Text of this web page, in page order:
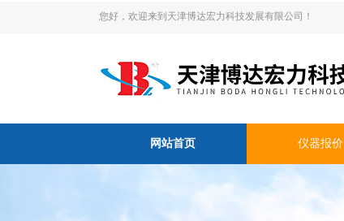
您好，欢迎来到天津博达宏力科技发展有限公司！
网站首页 仪器报价